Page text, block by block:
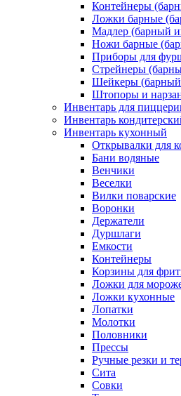
Контейнеры
Ложки барные
Мадлер (барный
Ножи барные
Приборы для
Стрейнеры
Шейкеры (барный
Штопоры и
Инвентарь для
Инвентарь
Инвентарь кухонный
Открывалки для
Бани водяные
Венчики
Веселки
Вилки поварские
Воронки
Держатели
Дуршлаги
Емкости
Контейнеры
Корзины для
Ложки для
Ложки кухонные
Лопатки
Молотки
Половники
Прессы
Ручные резки и
Сита
Совки